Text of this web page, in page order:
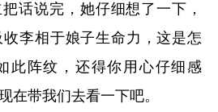
话说完，她仔细想了一下，
李相于娘子生命力，这是怎
此阵纹，还得你用心仔细感
在带我们去看一下吧。